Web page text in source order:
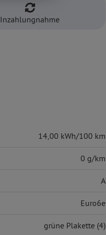
Inzahlungnahme
14,00 kWh/100 km
0 g/km
A
Euro6e
grüne Plakette (4)